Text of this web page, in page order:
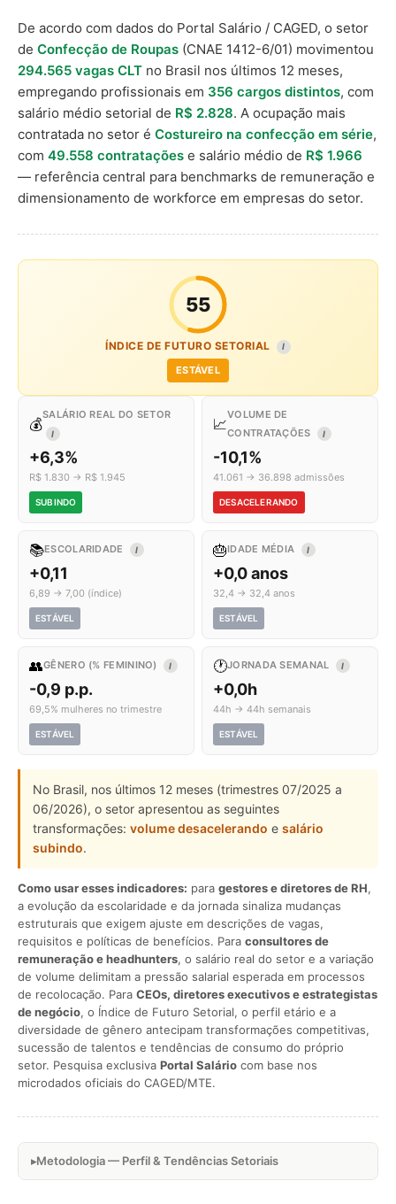
De acordo com dados do Portal Salário / CAGED, o setor
de Confecção de Roupas (CNAE 1412-6/01) movimentou
294.565 vagas CLT no Brasil nos últimos 12 meses,
empregando profissionais em 356 cargos distintos, com
salário médio setorial de R$ 2.828. A ocupação mais
contratada no setor é Costureiro na confecção em série,
com 49.558 contratações e salário médio de R$ 1.966
— referência central para benchmarks de remuneração e
dimensionamento de workforce em empresas do setor.
55
ÍNDICE DE FUTURO SETORIAL I
ESTÁVEL
💰
SALÁRIO REAL DO SETOR
I
+6,3%
R$ 1.830 → R$ 1.945
SUBINDO
📈
VOLUME DE
CONTRATAÇÕES
I
-10,1%
41.061 → 36.898 admissões
DESACELERANDO
📚ESCOLARIDADE I
+0,11
6,89 → 7,00 (índice)
ESTÁVEL
🎂IDADE MÉDIA I
+0,0 anos
32,4 → 32,4 anos
ESTÁVEL
👥GÊNERO (% FEMININO) I
-0,9 p.p.
69,5% mulheres no trimestre
ESTÁVEL
🕐JORNADA SEMANAL I
+0,0h
44h → 44h semanais
ESTÁVEL
No Brasil, nos últimos 12 meses (trimestres 07/2025 a
06/2026), o setor apresentou as seguintes
transformações: volume desacelerando e salário
subindo.
Como usar esses indicadores: para gestores e diretores de RH,
a evolução da escolaridade e da jornada sinaliza mudanças
estruturais que exigem ajuste em descrições de vagas,
requisitos e políticas de benefícios. Para consultores de
remuneração e headhunters, o salário real do setor e a variação
de volume delimitam a pressão salarial esperada em processos
de recolocação. Para CEOs, diretores executivos e estrategistas
de negócio, o Índice de Futuro Setorial, o perfil etário e a
diversidade de gênero antecipam transformações competitivas,
sucessão de talentos e tendências de consumo do próprio
setor. Pesquisa exclusiva Portal Salário com base nos
microdados oficiais do CAGED/MTE.
Metodologia — Perfil & Tendências Setoriais